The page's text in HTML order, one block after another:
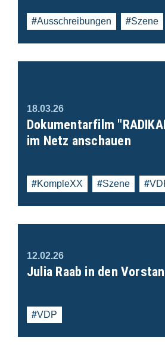
Ausschreibungen Szene
18.03.26
Dokumentarfilm
im Netz anschauen
KompleXX Szene
12.02.26
Julia Raab in den
VDP